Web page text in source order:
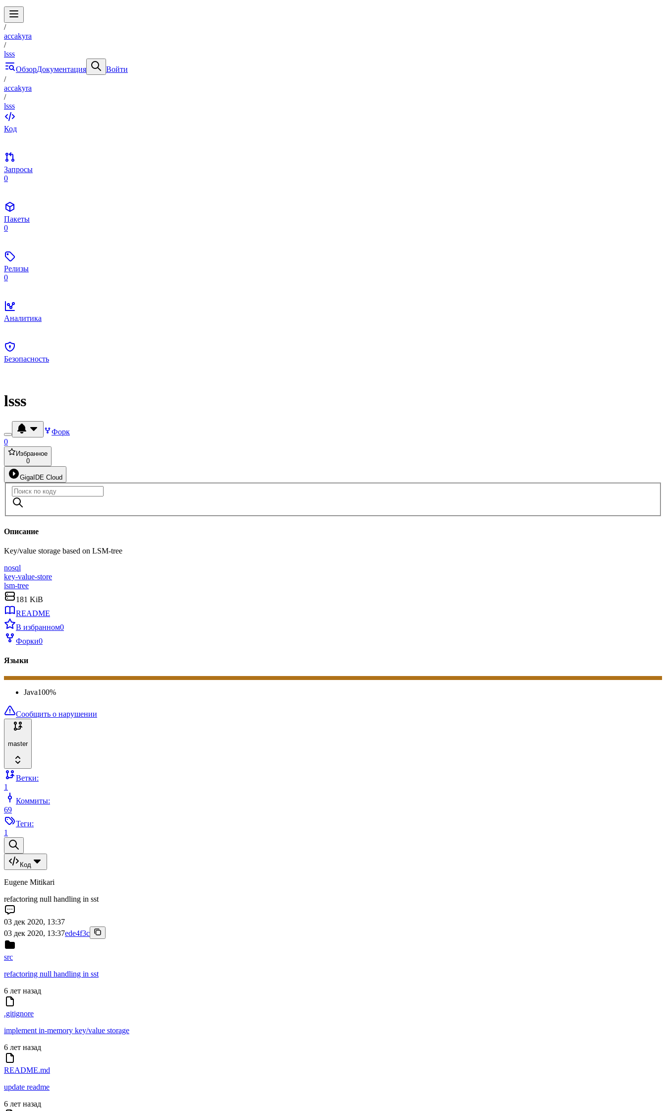
/
accakyra
/
lsss
ОбзорДокументация
Войти
/
accakyra
/
lsss
Код
Запросы
0
Пакеты
0
Релизы
0
Аналитика
Безопасность
lsss
Форк
0
Избранное
0
GigaIDE Cloud
Описание
Key/value storage based on LSM-tree
nosql
key-value-store
lsm-tree
181 KiB
README
В избранном0
Форки0
Языки
Java100%
Сообщить о нарушении
master
Ветки:
1
Коммиты:
69
Теги:
1
Код
Eugene Mitikari
refactoring null handling in sst
03 дек 2020, 13:37
03 дек 2020, 13:37ede4f3c
src
refactoring null handling in sst
6 лет назад
.gitignore
implement in-memory key/value storage
6 лет назад
README.md
update readme
6 лет назад